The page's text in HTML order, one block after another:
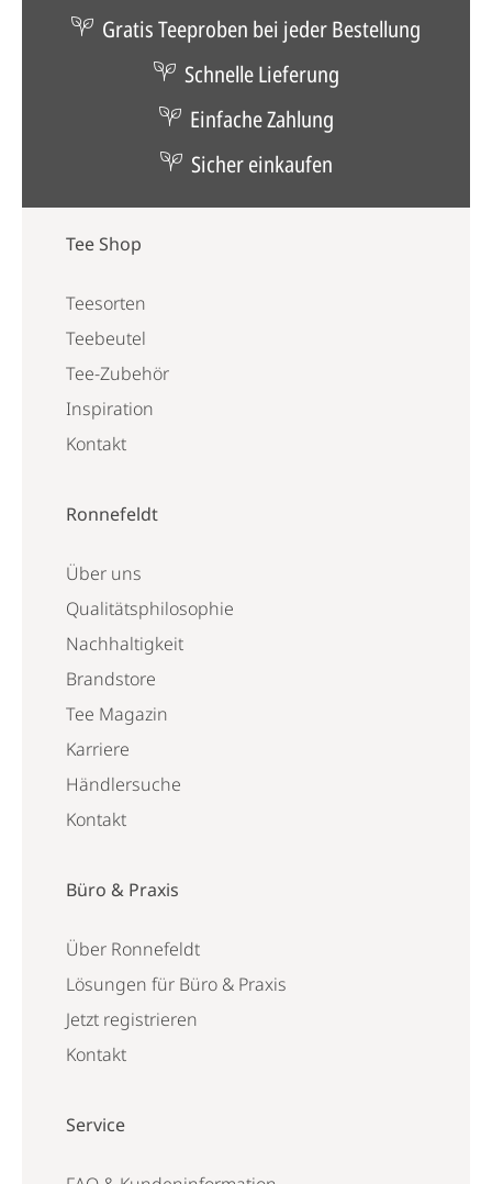
Gratis Teeproben bei jeder Bestellung
Schnelle Lieferung
Einfache Zahlung
Sicher einkaufen
Tee Shop
Teesorten
Teebeutel
Tee-Zubehör
Inspiration
Kontakt
Ronnefeldt
Über uns
Qualitätsphilosophie
Nachhaltigkeit
Brandstore
Tee Magazin
Karriere
Händlersuche
Kontakt
Büro & Praxis
Über Ronnefeldt
Lösungen für Büro & Praxis
Jetzt registrieren
Kontakt
Service